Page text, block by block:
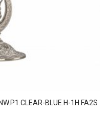
BLUE.H-1H.FA2S